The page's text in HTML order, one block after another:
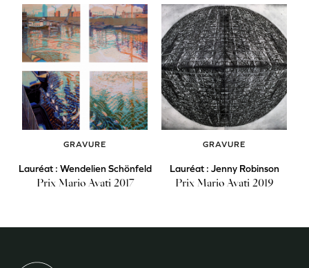
GRAVURE
Lauréat : Wendelien Schönfeld
Prix Mario Avati 2017
GRAVURE
Lauréat : Jenny Robinson
Prix Mario Avati 2019